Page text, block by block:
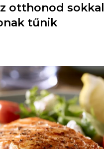
otthonod sokkal
tűnik